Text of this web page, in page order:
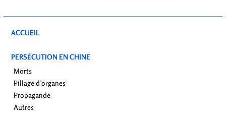
ACCUEIL
PERSÉCUTION EN CHINE
Morts
Pillage d’organes
Propagande
Autres